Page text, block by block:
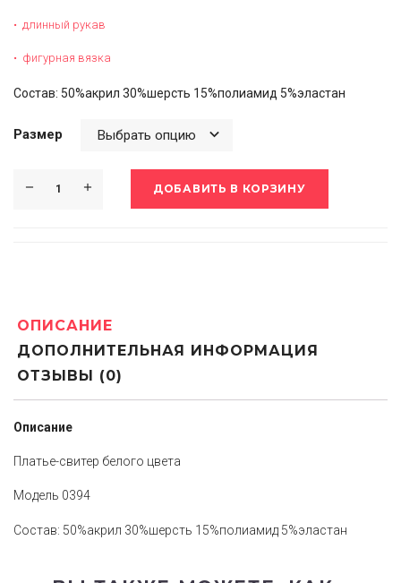
длинный рукав
фигурная вязка
Состав: 50%акрил 30%шерсть 15%полиамид 5%эластан
Размер
ДОБАВИТЬ В КОРЗИНУ
ОПИСАНИЕ
ДОПОЛНИТЕЛЬНАЯ ИНФОРМАЦИЯ
ОТЗЫВЫ (0)
Описание
Платье-свитер белого цвета
Модель 0394
Состав: 50%акрил 30%шерсть 15%полиамид 5%эластан